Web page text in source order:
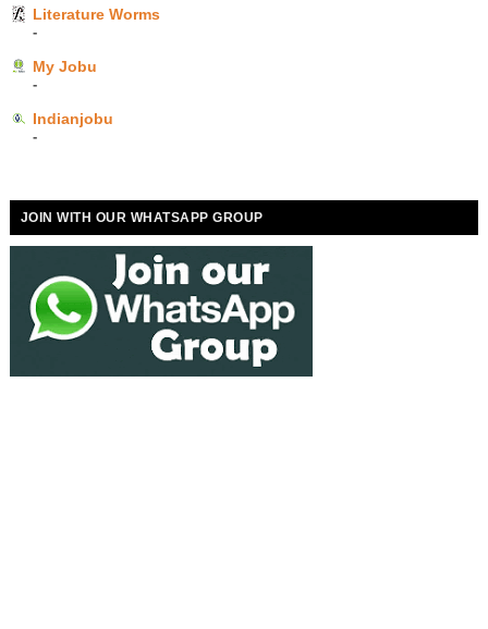
Literature Worms
-
My Jobu
-
Indianjobu
-
JOIN WITH OUR WHATSAPP GROUP